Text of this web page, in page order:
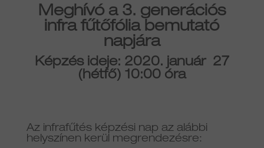
Meghívó a 3. generációs
infra fűtőfólia bemutató
napjára
Képzés ideje: 2020. január 27
(hétfő) 10:00 óra
Az infrafűtés képzési nap az alábbi
helyszínen kerül megrendezésre: